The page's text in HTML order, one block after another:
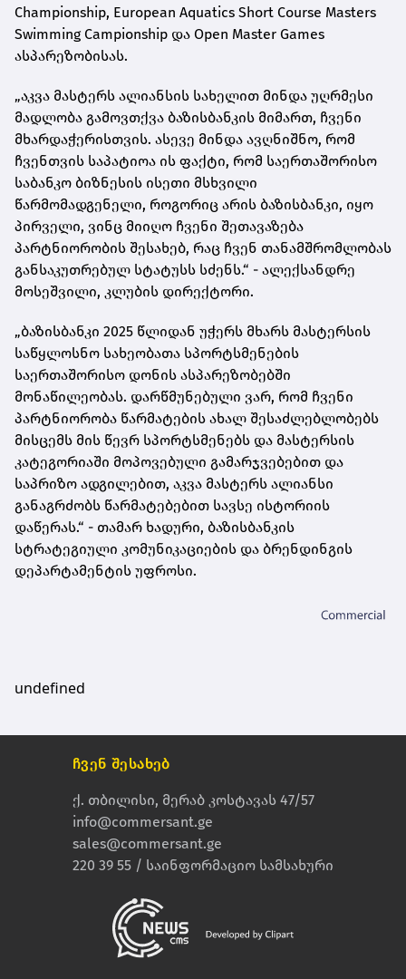
Championship, European Aquatics Short Course Masters
Swimming Campionship და Open Master Games
ასპარეზობისას.
„აკვა მასტერს ალიანსის სახელით მინდა უღრმესი
მადლობა გამოვთქვა ბაზისბანკის მიმართ, ჩვენი
მხარდაჭერისთვის. ასევე მინდა ავღნიშნო, რომ
ჩვენთვის საპატიოა ის ფაქტი, რომ საერთაშორისო
საბანკო ბიზნესის ისეთი მსხვილი
წარმომადგენელი, როგორიც არის ბაზისბანკი, იყო
პირველი, ვინც მიიღო ჩვენი შეთავაზება
პარტნიორობის შესახებ, რაც ჩვენ თანამშრომლობას
განსაკუთრებულ სტატუსს სძენს.“ - ალექსანდრე
მოსეშვილი, კლუბის დირექტორი.
„ბაზისბანკი 2025 წლიდან უჭერს მხარს მასტერსის
საწყლოსნო სახეობათა სპორტსმენების
საერთაშორისო დონის ასპარეზობებში
მონაწილეობას. დარწმუნებული ვარ, რომ ჩვენი
პარტნიორობა წარმატების ახალ შესაძლებლობებს
მისცემს მის წევრ სპორტსმენებს და მასტერსის
კატეგორიაში მოპოვებული გამარჯვებებით და
საპრიზო ადგილებით, აკვა მასტერს ალიანსი
განაგრძობს წარმატებებით სავსე ისტორიის
დაწერას.“ - თამარ ხადური, ბაზისბანკის
სტრატეგიული კომუნიკაციების და ბრენდინგის
დეპარტამენტის უფროსი.
undefined
ჩვენ შესახებ
ქ. თბილისი, მერაბ კოსტავას 47/57
info@commersant.ge
sales@commersant.ge
220 39 55 / საინფორმაციო სამსახური